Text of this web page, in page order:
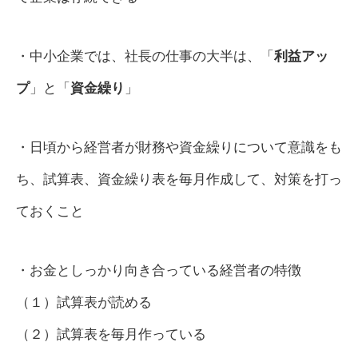
・中小企業では、社長の仕事の大半は、「 利益アッ
プ」と「 資金繰り 」
・日頃から経営者が財務や資金繰りについて意識をも
ち、試算表、資金繰り表を毎月作成して、対策を打っ
ておくこと
・お金としっかり向き合っている経営者の特徴
（１）試算表が読める
（２）試算表を毎月作っている